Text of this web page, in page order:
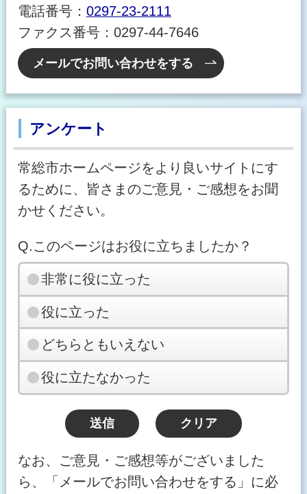
電話番号： 0297-23-2111
ファクス番号：0297-44-7646
メールでお問い合わせをする
アンケート
常総市ホームページをより良いサイトにす
るために、皆さまのご意見・ご感想をお聞
かせください。
Q.このページはお役に立ちましたか？
非常に役に立った
役に立った
どちらともいえない
役に立たなかった
なお、ご意見・ご感想等がございました
ら、「メールでお問い合わせをする」に必